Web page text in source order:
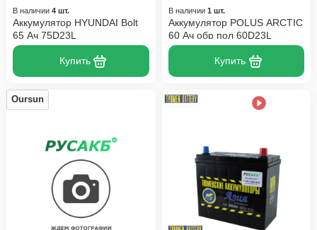
В наличии 4 шт.
Аккумулятор HYUNDAI Bolt
65 Ач 75D23L
Купить
В наличии 1 шт.
Аккумулятор POLUS ARCTIC
60 Ач обр пол 60D23L
Купить
Oursun